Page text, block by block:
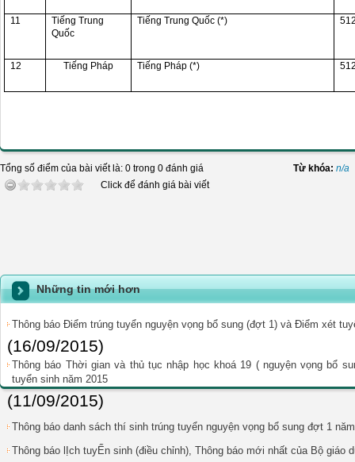
11
Tiếng Trung
Quốc
Tiếng Trung Quốc (*)
12 Tiếng Pháp Tiếng Pháp (*)
Tổng số điểm của bài viết là: 0 trong 0 đánh giá
Click để đánh giá bài viết
Từ khóa: n/a
Những tin mới hơn
Thông báo Điểm trúng tuyển nguyện vọng bổ sung (đợt 1) và Điểm xét
(16/09/2015)
Thông báo Thời gian và thủ tục nhập học khoá 19 ( nguyện vọng bổ
tuyển sinh năm 2015
(11/09/2015)
Thông báo danh sách thí sinh trúng tuyển nguyện vọng bổ sung đợt 1
Thông báo lỊch tuyỂn sinh (điều chỉnh), Thông báo mới nhất của Bộ giáo